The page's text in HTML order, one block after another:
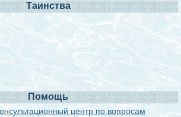
Таинства
Помощь
центр по вопросам